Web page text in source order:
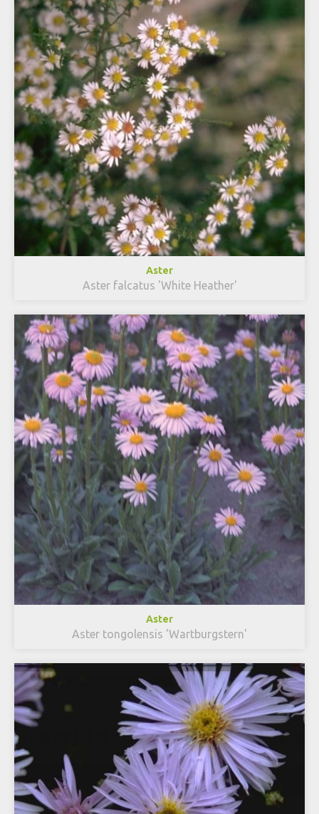
Aster
Aster falcatus 'White Heather'
Aster
Aster tongolensis 'Wartburgstern'